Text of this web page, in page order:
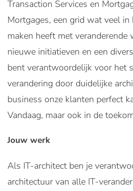
Transaction Services en
Mortgages, een grid wat veel
maken heeft met veranderende
nieuwe initiatieven en een
bent verantwoordelijk voor het
verandering door duidelijke
business onze klanten perfect
Vandaag, maar ook in de
Jouw werk
Als IT-architect ben je
architectuur van alle IT-